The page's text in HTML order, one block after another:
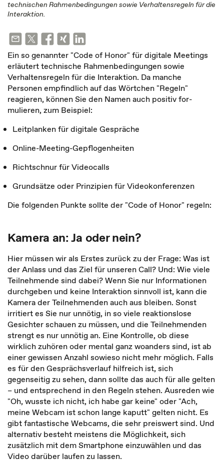
technischen Rahmenbedingungen sowie Verhaltensregeln für die
Interaktion.
Ein so genannter "Code of Honor" für digitale Meetings
erläutert technische Rahmenbedingungen sowie
Verhaltensregeln für die Interaktion. Da manche
Personen empfindlich auf das Wörtchen "Regeln"
reagieren, können Sie den Namen auch positiv for­
mulieren, zum Beispiel:
Leitplanken für digitale Gespräche
Online-Meeting-Gepflogenheiten
Richtschnur für Videocalls
Grundsätze oder Prinzipien für Videokonferenzen
Die folgenden Punkte sollte der "Code of Honor" regeln:
Kamera an: Ja oder nein?
Hier müssen wir als Erstes zurück zu der Frage: Was ist
der Anlass und das Ziel für unseren Call? Und: Wie viele
Teilnehmende sind dabei? Wenn Sie nur Infor­mationen
durchgeben und keine Interaktion sinnvoll ist, kann die
Kamera der Teilnehmenden auch aus bleiben. Sonst
irritiert es Sie nur unnötig, in so viele re­aktionslose
Gesichter schauen zu müssen, und die Teilnehmenden
strengt es nur unnötig an. Eine Kontrolle, ob diese
wirklich zuhören oder mental ganz woanders sind, ist ab
einer gewissen Anzahl sowieso nicht mehr möglich. Falls
es für den Ge­sprächsverlauf hilfreich ist, sich
gegenseitig zu sehen, dann sollte das auch für alle gelten
– und entsprechend in den Regeln stehen. Ausreden wie
"Oh, wusste ich nicht, ich habe gar keine" oder "Ach,
meine Webcam ist schon lange kaputt" gelten nicht. Es
gibt fantastische Webcams, die sehr preiswert sind. Und
alternativ be­steht meistens die Möglichkeit, sich
zusätzlich mit dem Smartphone einzuwählen und das
Video darüber laufen zu lassen.